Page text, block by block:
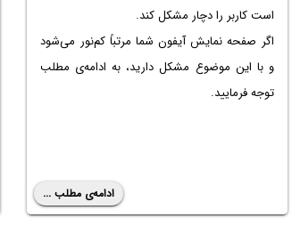
است کاربر را دچار مشکل کند.
اگر صفحه نمایش آیفون شما مرتباً کم‌نور می‌شود
و با این موضوع مشکل دارید، به ادامه‌ی مطلب
توجه فرمایید.
ادامه‌ی مطلب ...